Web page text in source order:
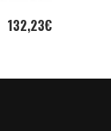
132,23€